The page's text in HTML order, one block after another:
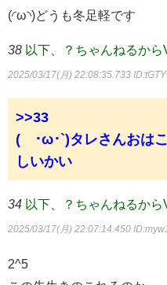
(◜ω◝)どうも冬足軽です
38 以下、？ちゃんねるか
2025/03/17(月) 22:08:35.733
>>33
(´･ω･`)タレさんおは
しいかい
34 以下、？ちゃんねるか
2025/03/17(月) 22:07:14.450
2^5